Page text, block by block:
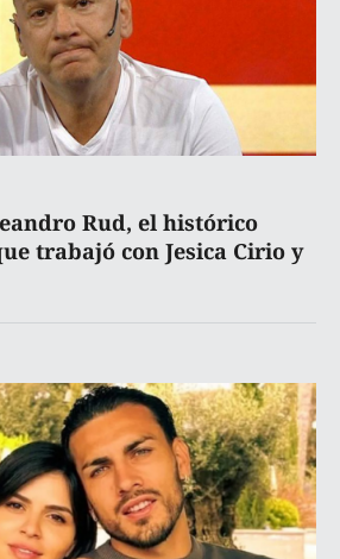
Rud, el histórico
trabajó con Jesica Cirio y